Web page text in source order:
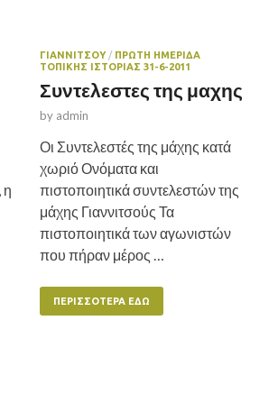
η
ΓΙΑΝΝΙΤΣΟΥ/ ΠΡΩΤΗ ΗΜΕΡΙΔΑ
ΤΟΠΙΚΗΣ ΙΣΤΟΡΙΑΣ 31-6-2011
Συντελεστες της μαχης
by admin
Οι Συντελεστές της μάχης κατά
χωριό Ονόματα και
πιστοποιητικά συντελεστών της
μάχης Γιαννιτσούς Τα
πιστοποιητικά των αγωνιστών
που πήραν μέρος …
ΠΕΡΙΣΣΌΤΕΡΑ ΕΔΏ